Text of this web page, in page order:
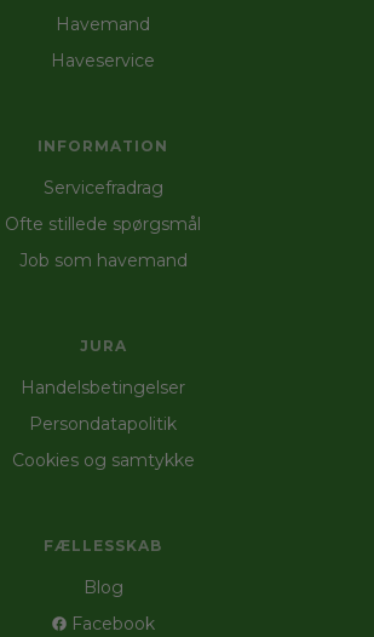
Havemand
Haveservice
INFORMATION
Servicefradrag
Ofte stillede spørgsmål
Job som havemand
JURA
Handelsbetingelser
Persondatapolitik
Cookies og samtykke
FÆLLESSKAB
Blog
Facebook